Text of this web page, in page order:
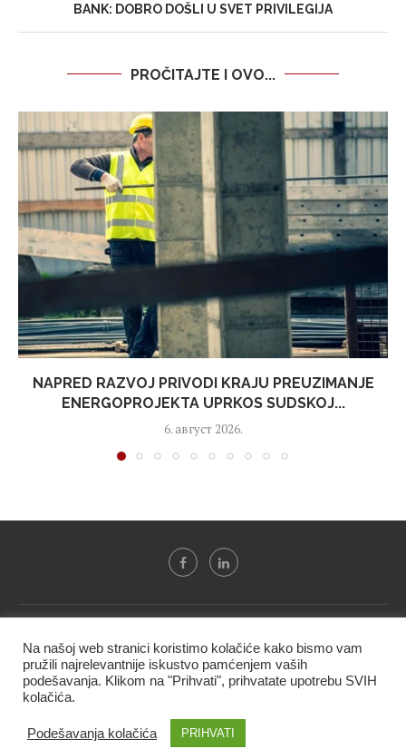
BANK: DOBRO DOŠLI U SVET PRIVILEGIJA
PROČITAJTE I OVO...
NAPRED RAZVOJ PRIVODI KRAJU PREUZIMANJE
ENERGOPROJEKTA UPRKOS SUDSKOJ...
6. август 2026.
BIF PRESS doo" i ne smeju se presnositi niti koristiti, delimično
ni u celosti, bez izričite dozvole kompanije.
Na našoj web stranici koristimo kolačiće kako bismo vam
pružili najrelevantnije iskustvo pamćenjem vaših
podešavanja. Klikom na "Prihvati", prihvatate upotrebu SVIH
kolačića.
Podešavanja kolačića PRIHVATI